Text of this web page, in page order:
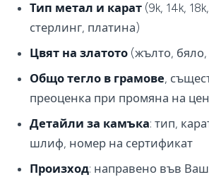
Тип метал и карат (9k, 14k,
стерлинг, платина)
Цвят на златото (жълто,
Общо тегло в грамове,
преоценка при промяна на
Детайли за камъка: тип,
шлиф, номер на сертификат
Произход: направено във